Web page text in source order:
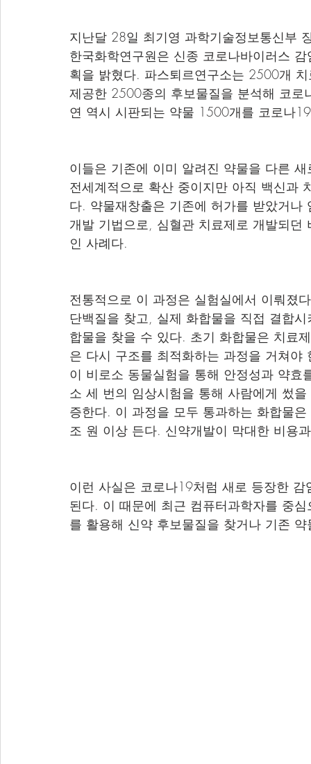
지난달 28일 최기영 과학기술정보통신부
한국화학연구원은 신종 코로나바이러스
획을 밝혔다. 파스퇴르연구소는 2500개
제공한 2500종의 후보물질을 분석해 코
연 역시 시판되는 약물 1500개를 코로나
이들은 기존에 이미 알려진 약물을 다른
전세계적으로 확산 중이지만 아직 백신과
다. 약물재창출은 기존에 허가를 받았거
개발 기법으로, 심혈관 치료제로 개발되
인 사례다.
전통적으로 이 과정은 실험실에서 이뤄졌
단백질을 찾고, 실제 화합물을 직접 결합
합물을 찾을 수 있다. 초기 화합물은 치료
은 다시 구조를 최적화하는 과정을 거쳐
이 비로소 동물실험을 통해 안정성과 약
소 세 번의 임상시험을 통해 사람에게 썼
증한다. 이 과정을 모두 통과하는 화합물
조 원 이상 든다. 신약개발이 막대한 비용
이런 사실은 코로나19처럼 새로 등장한
된다. 이 때문에 최근 컴퓨터과학자를 중
를 활용해 신약 후보물질을 찾거나 기존